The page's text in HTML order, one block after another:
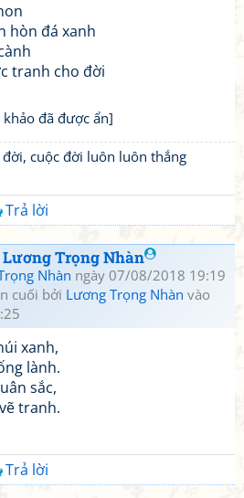
hòn đá xanh
tranh cho đời
đã được ẩn]
cuộc đời luôn luôn thắng
Trả lời
Lương Trọng Nhàn
Nhàn ngày 07/08/2018 19:19
cuối bởi Lương Trọng Nhàn vào
xanh,
lành.
sắc,
tranh.
Trả lời